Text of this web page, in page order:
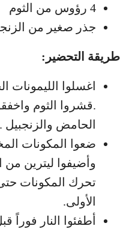
4 رؤوس من الثوم
جذر صغير من الزنجبيل
طريقة التحضير:
اغسلوا
.قشروا الثوم
الحامض والزنجبيل .
ضعوا المكونات
وأضيفوا ليترين
تحرك المكونات
الأولى.
أطفئوا النار فوراً